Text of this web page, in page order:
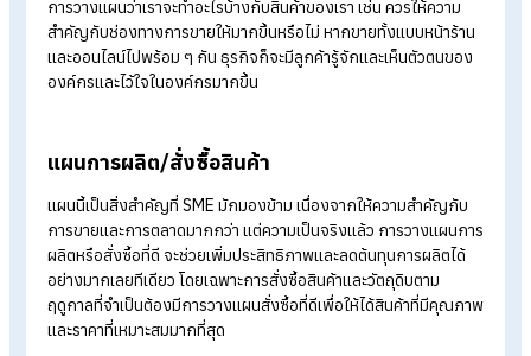
ภายนอกที่มีผลกระทบต่อการดำเนินงานของธุรกิจเสียก่อน วิธีนี้ช
ให้องค์กรทราบถึง จุดแข็ง,จุดอ่อน,โอกาส ที่อาจส่งผลต่อการดำ
ธุรกิจได้
บทบาทอย่างไรกับ HR
แผนการตลาด
การวางแผนในการสร้างธุรกิจ หรือเรียกอีกอย่างหนึ่งว่าแผนการ
ผลิตสินค้าหรือบริการ เป็นการวางแผนการออกสินค้า แผนโปรโมท
สินค้า และงบประมาณที่ต้องใช้ตลอดทั้งปี เพื่อให้การใช้เงินนั้นคุ้มค่